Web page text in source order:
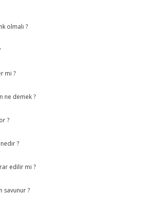
olmalı ?
mi ?
ne demek ?
?
nedir ?
edilir mi ?
savunur ?